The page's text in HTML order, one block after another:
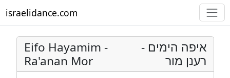
israelidance.com
Eifo Hayamim -
Ra'anan Mor
איפה הימים -
רענן מור